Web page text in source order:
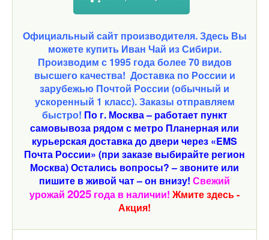
Официальный сайт производителя. Здесь Вы
можете купить Иван Чай из Сибири.
Производим с 1995 года более 70 видов
высшего качества! Доставка по России и
зарубежью Почтой России (обычный и
ускоренный 1 класс). Заказы отправляем
быстро! По г. Москва – работает пункт
самовывоза рядом с метро Планерная или
курьерская доставка до двери через «EMS
Почта России» (при заказе выбирайте регион
Москва) Остались вопросы? – звоните или
пишите в живой чат – он внизу! Свежий
урожай 2025 года в наличии! Жмите здесь -
Акция!